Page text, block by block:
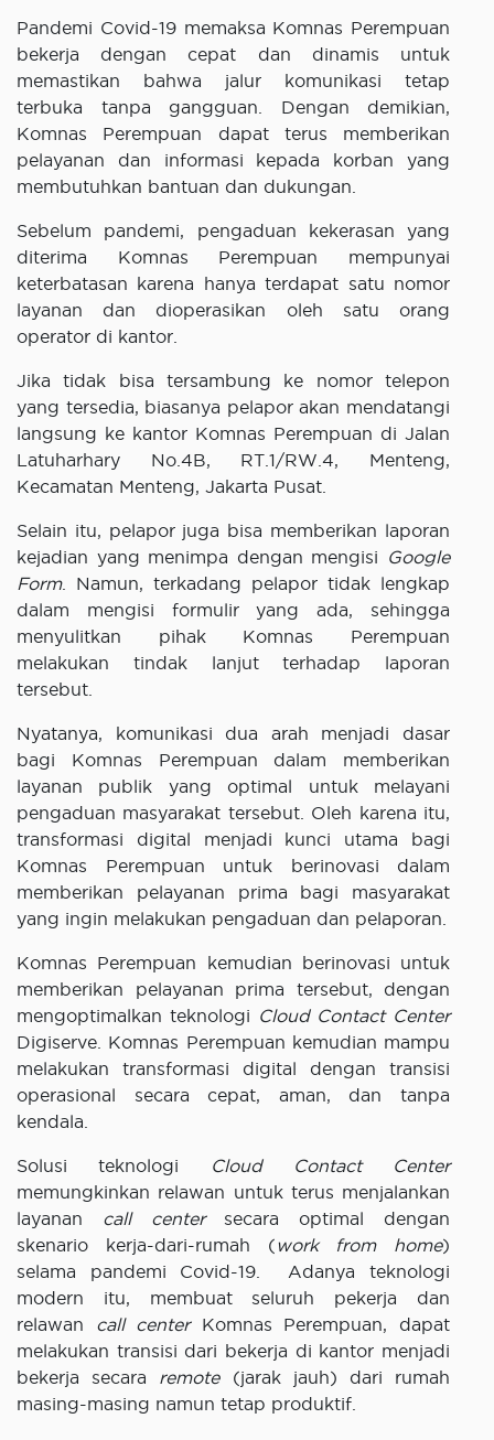
Pandemi Covid-19 memaksa Komnas Perempuan
bekerja dengan cepat dan dinamis untuk
memastikan bahwa jalur komunikasi tetap
terbuka tanpa gangguan. Dengan demikian,
Komnas Perempuan dapat terus memberikan
pelayanan dan informasi kepada korban yang
membutuhkan bantuan dan dukungan.
Sebelum pandemi, pengaduan kekerasan yang
diterima Komnas Perempuan mempunyai
keterbatasan karena hanya terdapat satu nomor
layanan dan dioperasikan oleh satu orang
operator di kantor.
Jika tidak bisa tersambung ke nomor telepon
yang tersedia, biasanya pelapor akan mendatangi
langsung ke kantor Komnas Perempuan di Jalan
Latuharhary No.4B, RT.1/RW.4, Menteng,
Kecamatan Menteng, Jakarta Pusat.
Selain itu, pelapor juga bisa memberikan laporan
kejadian yang menimpa dengan mengisi
Google
Form. Namun, terkadang pelapor tidak lengkap
dalam mengisi formulir yang ada, sehingga
menyulitkan pihak Komnas Perempuan
melakukan tindak lanjut terhadap laporan
tersebut.
Nyatanya, komunikasi dua arah menjadi dasar
bagi Komnas Perempuan dalam memberikan
layanan publik yang optimal untuk melayani
pengaduan masyarakat tersebut. Oleh karena itu,
transformasi digital menjadi kunci utama bagi
Komnas Perempuan untuk berinovasi dalam
memberikan pelayanan prima bagi masyarakat
yang ingin melakukan pengaduan dan pelaporan.
Komnas Perempuan kemudian berinovasi untuk
memberikan pelayanan prima tersebut, dengan
mengoptimalkan teknologi Cloud Contact Center
Digiserve. Komnas Perempuan kemudian mampu
melakukan transformasi digital dengan transisi
operasional secara cepat, aman, dan tanpa
kendala.
Solusi teknologi
Cloud Contact Center
memungkinkan relawan untuk terus menjalankan
layanan call centersecara optimal dengan
skenario kerja-dari-rumah (work from home)
selama pandemi Covid-19. Adanya teknologi
modern itu, membuat seluruh pekerja dan
relawan call centerKomnas Perempuan, dapat
melakukan transisi dari bekerja di kantor menjadi
bekerja secara remote(jarak jauh) dari rumah
masing-masing namun tetap produktif.